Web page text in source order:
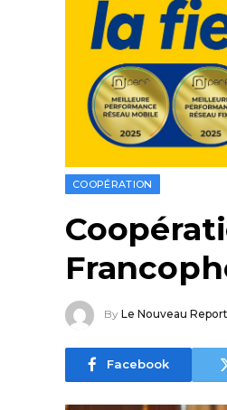
COOPÉRATION
By Le Nouveau
Facebook